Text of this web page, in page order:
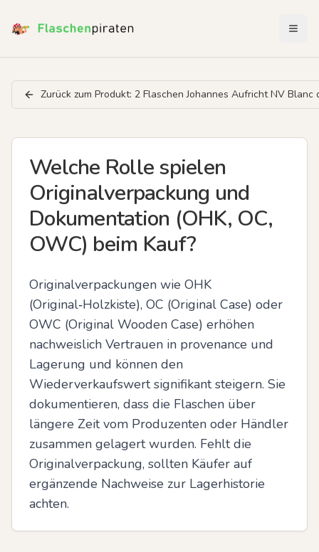
Zurück zum Produkt: 2 Flaschen Johannes Aufricht NV Blanc
Welche Rolle spielen
Originalverpackung und
Dokumentation (OHK, OC,
OWC) beim Kauf?
Originalverpackungen wie OHK
(Original‑Holzkiste), OC (Original Case) oder
OWC (Original Wooden Case) erhöhen
nachweislich Vertrauen in provenance und
Lagerung und können den
Wiederverkaufswert signifikant steigern. Sie
dokumentieren, dass die Flaschen über
längere Zeit vom Produzenten oder Händler
zusammen gelagert wurden. Fehlt die
Originalverpackung, sollten Käufer auf
ergänzende Nachweise zur Lagerhistorie
achten.